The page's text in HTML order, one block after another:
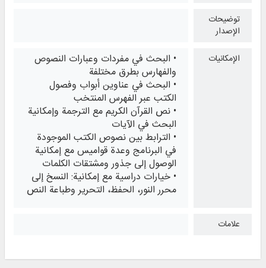
توضيحات
الإصدار
الإمكانيات
• البحث في مفردات وعبارات النصوص
والفهارس بطرق مختلفة
• البحث في عناوين أبواب وفصول
الكتب عبر الفهرس المنتخب
• نص القرآن الكريم مع الترجمة وإمكانية
البحث في الآيات
• الترابط بين نصوص الكتب الموجودة
في البرنامج وعدة قواميس مع إمكانية
الوصول إلى جذور ومشتقات الكلمات
• خيارات دراسية مع إمكانية: النسخ إلى
محرر النور، الحفظ، التحرير وطباعة النص
علامات